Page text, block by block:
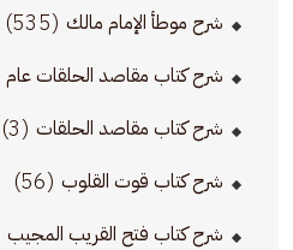
شرح موطأ الإمام مالك (535)
شرح كتاب مقاصد الحلقات عام 1432هـ
شرح كتاب مقاصد الحلقات (3)
شرح كتاب قوت القلوب (56)
شرح كتاب فتح القريب المجيب